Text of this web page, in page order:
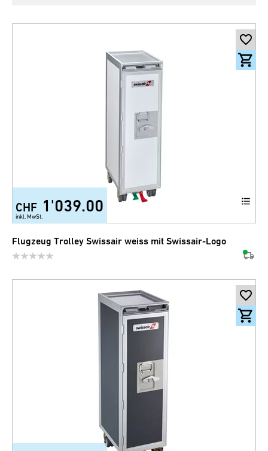
CHF 1'039.00
inkl. MwSt.
Flugzeug Trolley Swissair weiss mit Swissair-Logo